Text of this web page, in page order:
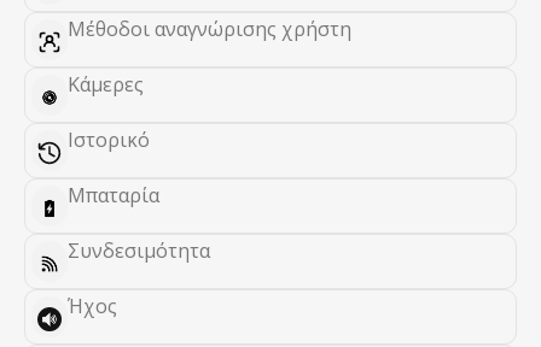
Μέθοδοι αναγνώρισης χρήστη
Κάμερες
Ιστορικό
Μπαταρία
Συνδεσιμότητα
Ήχος